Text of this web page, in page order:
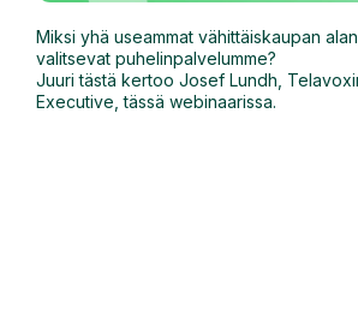
Miksi yhä useammat vähittäiskaupan
valitsevat puhelinpalvelumme?
Juuri tästä kertoo Josef Lundh,
Executive, tässä webinaarissa.